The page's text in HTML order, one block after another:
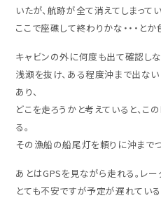
いたが、航跡が全て消えてしまってい
ここで座礁して終わりかな・・・と
キャビンの外に何度も出て確認し
浅瀬を抜け、ある程度沖まで出な
あり、
どこを走ろうかと考えていると、
る。
その漁船の船尾灯を頼りに沖まで
あとはGPSを見ながら走れる。レ
とても不安ですが予定が遅れてい